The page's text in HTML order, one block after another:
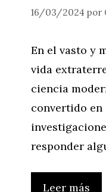
16/03/2024 por
En el vasto y
vida
ciencia
convertido en
responder
Leer más